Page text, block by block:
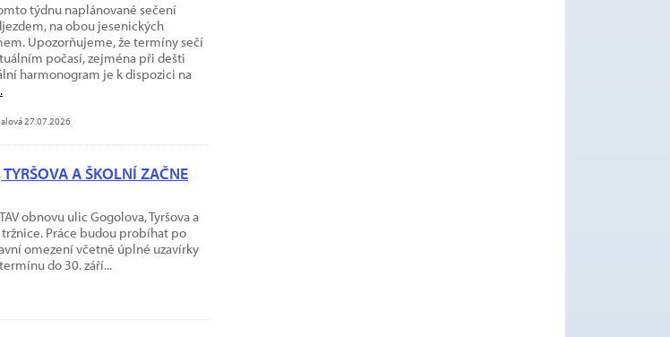
týdnu naplánované sečení
na obou jesenických
Upozorňujeme, že termíny sečí
počasí, zejména při dešti
harmonogram je k dispozici na
27.07.2026
A ŠKOLNÍ ZAČNE
obnovu ulic Gogolova, Tyršova a
Práce budou probíhat po
omezení včetně úplné uzavírky
do 30. září...